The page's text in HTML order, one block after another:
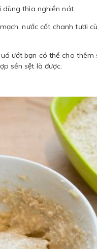
dùng thìa nghiền nát.
nước cốt chanh tươi
ướt bạn có thể cho
sền sệt là được.